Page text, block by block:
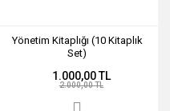
Yönetim Kitaplığı (10 Kitaplık
Set)
1.000,00 TL
2.000,00 TL